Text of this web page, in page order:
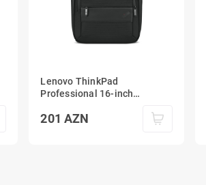
Lenovo ThinkPad
Professional 16-inch
201 AZN